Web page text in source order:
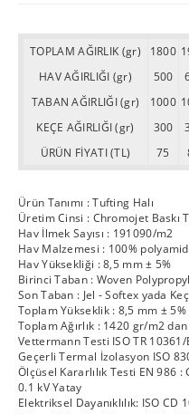
TOPLAM AĞIRLIK (gr) 1800
HAV AĞIRLIĞI (gr)
500
TABAN AĞIRLIĞI (gr)
1000
KEÇE AĞIRLIĞI (gr)
300
ÜRÜN FİYATI (TL)
75
Ürün Tanımı : Tufting Halı
Üretim Cinsi : Chromojet Baskı
Hav İlmek Sayısı : 191090/m2
Hav Malzemesi : 100%
Hav Yüksekliği : 8,5 mm ± 5%
Birinci Taban : Woven
Son Taban : Jel - Softex yada
Toplam Yükseklik : 8,5 mm ±
Toplam Ağırlık : 1420 gr/m2
Vettermann Testi ISO TR 10361/
Geçerli Termal İzolasyon ISO
Ölçüsel Kararlılık Testi EN 986
0.1 kV Yatay
Elektriksel Dayanıklılık: ISO CD